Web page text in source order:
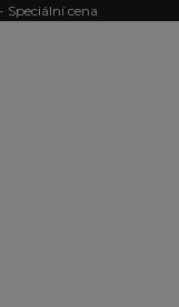
Speciální cena